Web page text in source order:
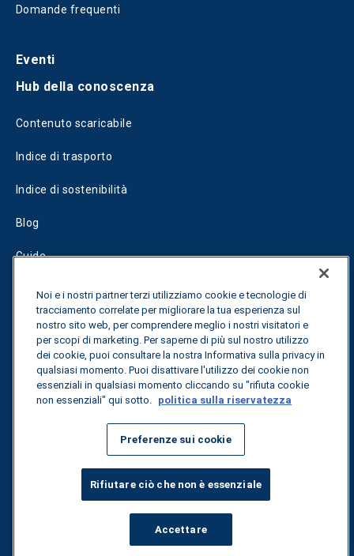
Domande frequenti
Eventi
Hub della conoscenza
Contenuto scaricabile
Indice di trasporto
Indice di sostenibilità
Blog
Guide
Fuel Savings Calculator
Calcolatore di ottimizzazione dei trasporti
Tracciamento delle tariffe
Contattateci
Tutti i diritti riservati. Informativa sulla privacy
Noi e i nostri partner terzi utilizziamo cookie e tecnologie di
tracciamento correlate per migliorare la tua esperienza sul
nostro sito web, per comprendere meglio i nostri visitatori e
per scopi di marketing. Per saperne di più sul nostro utilizzo
dei cookie, puoi consultare la nostra Informativa sulla privacy in
qualsiasi momento. Puoi disattivare l'utilizzo dei cookie non
essenziali in qualsiasi momento cliccando su "rifiuta cookie
non essenziali" qui sotto. politica sulla riservatezza
Preferenze sui cookie
Rifiutare ciò che non è essenziale
Accettare